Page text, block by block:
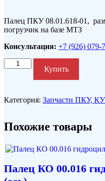
Палец ПКУ 08.01.618-01,
погрузчик на базе МТЗ
Консультация: +7 (926) 079-
Количество
Купить
Категория: Запчасти ПКУ,
Похожие товары
Палец КО 00.016